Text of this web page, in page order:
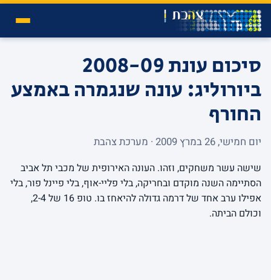
סיכום עונת 2008-09
ביורוליג: עונה שנגמרה באמצע
החורף
יום חמישי, 26 במרץ 2009 · מערכת צהבת
שישה עשר משחקים, וזהו. העונה האירופית של מכבי תל אביב
הסתיימה השנה מוקדם ובחריקה, בלי פליי-אוף, בלי פיינל פור, בלי
אפילו ערב אחד של דרמה גדולה להיאחז בו. טופ 16 של 2-4,
וכולם הביתה.